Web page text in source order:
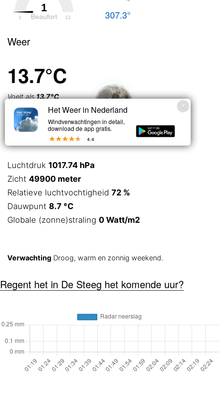
1
Beaufort
1 12 307.3°
Weer
13.7°C
Voelt als13.7°C
Licht bewolkt
Luchtdruk 1017.74 hPa
Zicht 49900 meter
Relatieve luchtvochtigheid 72 %
Dauwpunt 8.7 °C
Globale (zonne)straling 0 Watt/m2
Verwachting Droog, warm en zonnig weekend.
Regent het in De Steeg het komende uur?
Het Weer in Nederland
Windverwachtingen in detail,
download de app gratis.
4.4